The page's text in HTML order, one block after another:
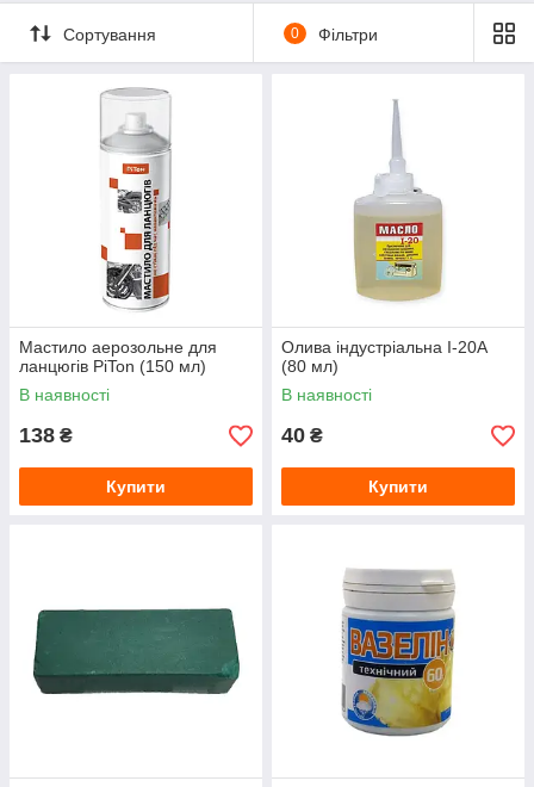
Сортування 0 Фільтри
Мастило аерозольне для
ланцюгів PiTon (150 мл)
В наявності
138 ₴
Купити
Олива індустріальна І-20А
(80 мл)
В наявності
40 ₴
Купити